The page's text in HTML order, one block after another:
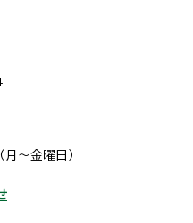
～金曜日）